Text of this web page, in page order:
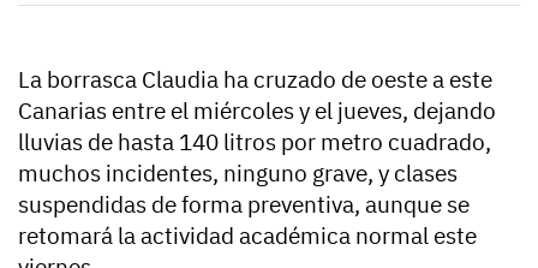
La borrasca Claudia ha cruzado de oeste a este
Canarias entre el miércoles y el jueves, dejando
lluvias de hasta 140 litros por metro cuadrado,
muchos incidentes, ninguno grave, y clases
suspendidas de forma preventiva, aunque se
retomará la actividad académica normal este